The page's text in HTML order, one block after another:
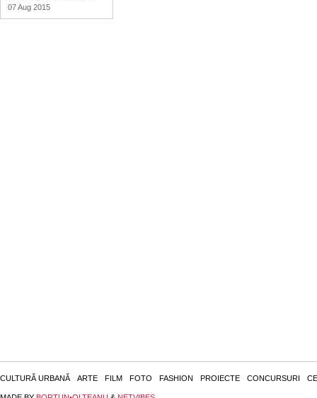
07 Aug 2015
CULTURĂ URBANĂ ARTE FILM FOTO FASHION PROIECTE CONCURSURI